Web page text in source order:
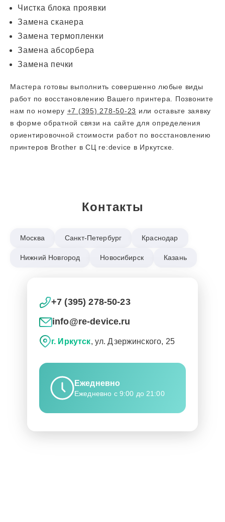
Чистка блока проявки
Замена сканера
Замена термопленки
Замена абсорбера
Замена печки
Мастера готовы выполнить совершенно любые виды
работ по восстановлению Вашего принтера. Позвоните
нам по номеру +7 (395) 278-50-23 или оставьте заявку
в форме обратной связи на сайте для определения
ориентировочной стоимости работ по восстановлению
принтеров Brother в СЦ re:device в Иркутске.
Контакты
Москва Санкт-Петербург Краснодар
Нижний Новгород Новосибирск Казань
+7 (395) 278-50-23
info@re-device.ru
г. Иркутск, ул. Дзержинского, 25
Ежедневно
Ежедневно с 9:00 до 21:00